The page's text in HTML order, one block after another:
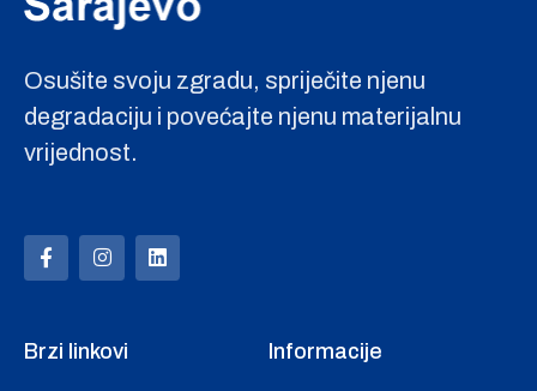
Osušite svoju zgradu, spriječite njenu
degradaciju i povećajte njenu materijalnu
vrijednost.
Brzi linkovi Informacije